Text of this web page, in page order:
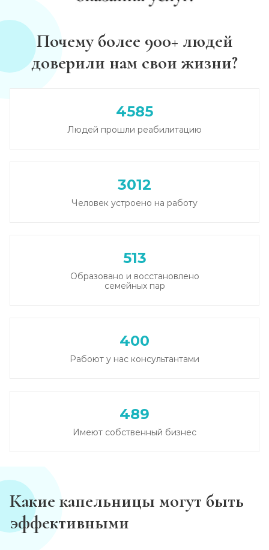
Диагностика алкоголизма
от 750 ₽ Записаться
Экстренное вытрезвление
Прокапаться от алкоголя
Записаться
Круглосуточный вывод из запоя
Вывод из запоя в стационаре (сутки)
Записаться
Лечение плазмаферезом
от 3 600 ₽
Почему более 900+ людей
доверили нам свои жизни?
4585
Людей прошли реабилитацию
3012
Человек устроено на работу
513
Образовано и восстановлено
семейных пар
400
Рабоют у нас консультантами
489
Имеют собственный бизнес
Какие капельницы могут быть
эффективными